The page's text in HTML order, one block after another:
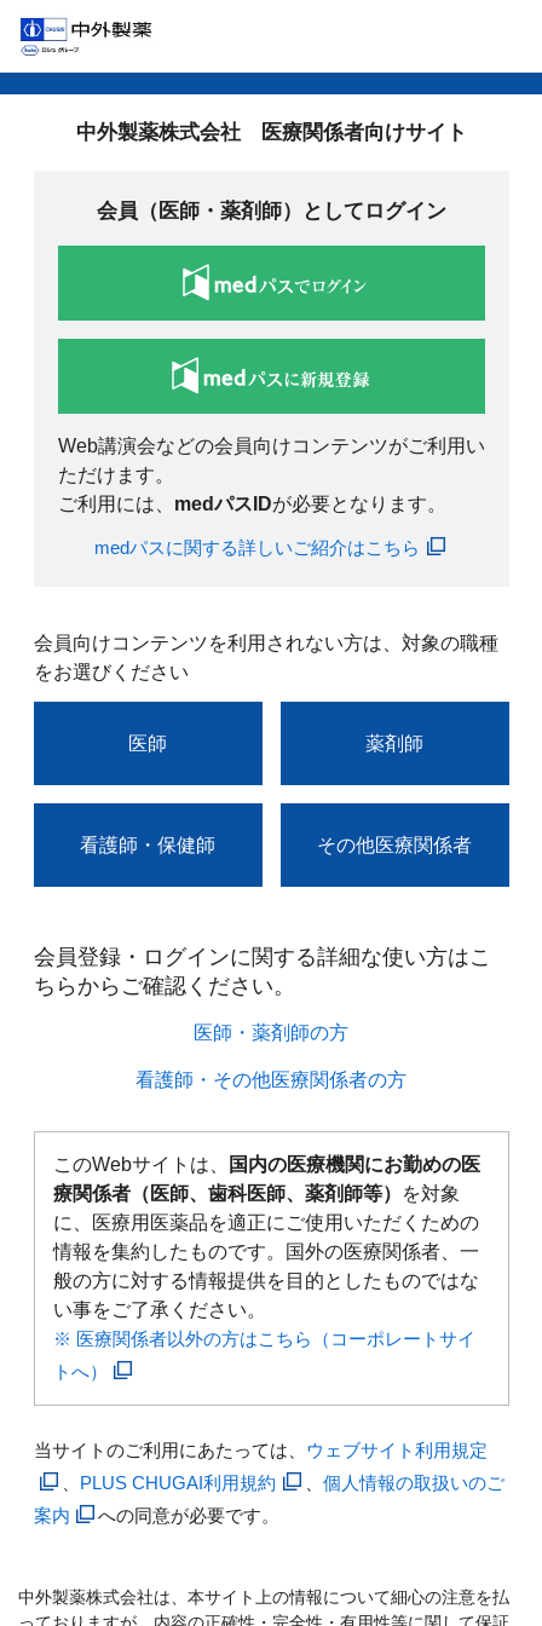
中外製薬株式会社 医療関係者向けサイト
会員（医師・薬剤師）としてログイン
Web講演会などの会員向けコンテンツがご利用い
ただけます。
ご利用には、 medパスIDが必要となります。
medパスに関する詳しいご紹介はこちら
会員向けコンテンツを利用されない方は、対象の職種
をお選びください
医師 薬剤師
看護師・保健師 その他医療関係者
会員登録・ログインに関する詳細な使い方はこ
ちらからご確認ください。​
医師・薬剤師の方​
看護師・その他医療関係者の方​
このWebサイトは、
国内の医療機関にお勤めの医
療関係者（医師、歯科医師、薬剤師等）
を対象
に、医療用医薬品を適正にご使用いただくための
情報を集約したものです。国外の医療関係者、一
般の方に対する情報提供を目的としたものではな
い事をご了承ください。
※ 医療関係者以外の方はこちら（コーポレートサイ
トへ）
当サイトのご利用にあたっては、 ウェブサイト利用規定
PLUS CHUGAI利用規約
個人情報の取扱いのご
案内
への同意が必要です。
中外製薬株式会社は、本サイト上の情報について細心の注意を払
っておりますが、内容の正確性・完全性・有用性等に関して保証